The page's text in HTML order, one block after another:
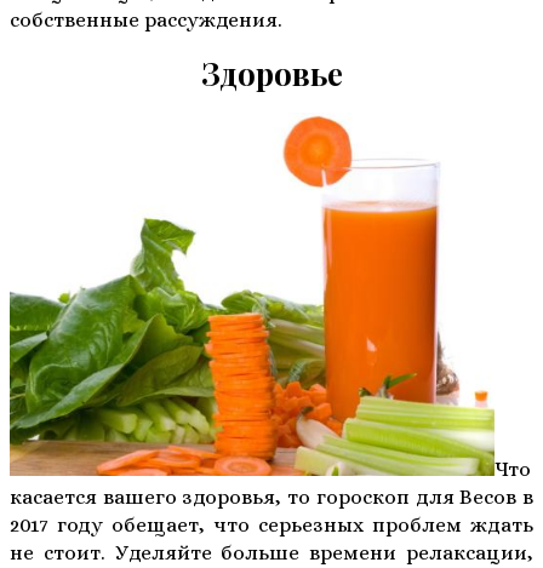
собственные рассуждения.
Здоровье
Что
касается вашего здоровья, то гороскоп для Весов в
2017 году обещает, что серьезных проблем ждать
не стоит. Уделяйте больше времени релаксации,